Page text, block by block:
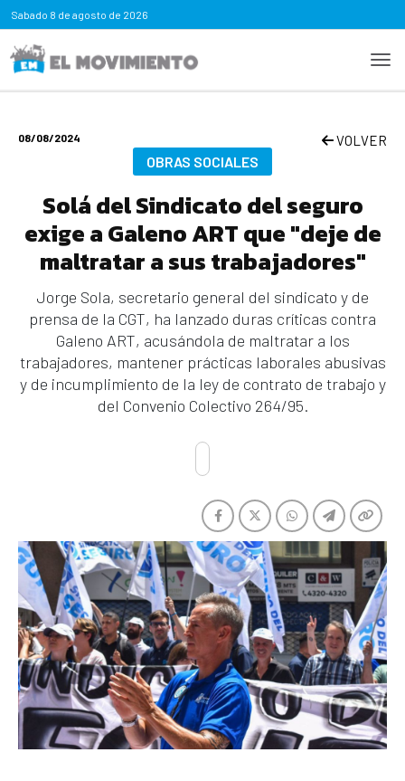
Sabado 8 de agosto de 2026
08/08/2024 VOLVER
OBRAS SOCIALES
Solá del Sindicato del seguro
exige a Galeno ART que "deje de
maltratar a sus trabajadores"
Jorge Sola, secretario general del sindicato y de
prensa de la CGT, ha lanzado duras críticas contra
Galeno ART, acusándola de maltratar a los
trabajadores, mantener prácticas laborales abusivas
y de incumplimiento de la ley de contrato de trabajo y
del Convenio Colectivo 264/95.